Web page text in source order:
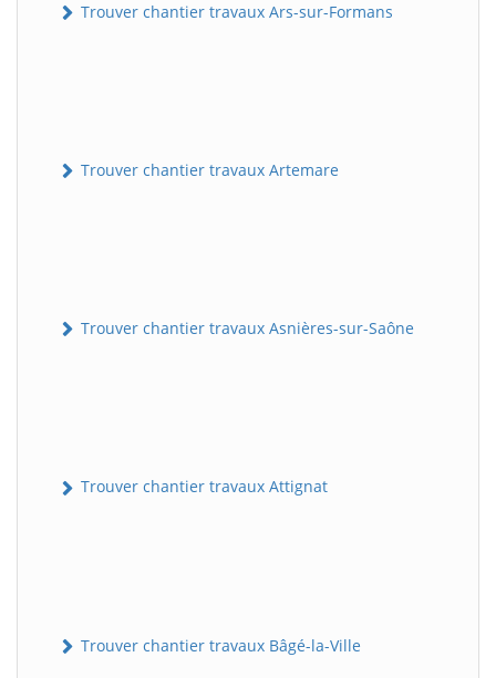
Trouver chantier travaux Ars-sur-Formans
Trouver chantier travaux Artemare
Trouver chantier travaux Asnières-sur-Saône
Trouver chantier travaux Attignat
Trouver chantier travaux Bâgé-la-Ville